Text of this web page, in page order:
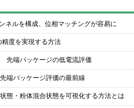
ネルを構成、位相マッチングが容易に
度を実現する方法
先端パッケージの低電流評価
端パッケージ評価の最前線
態・粉体混合状態を可視化する方法とは